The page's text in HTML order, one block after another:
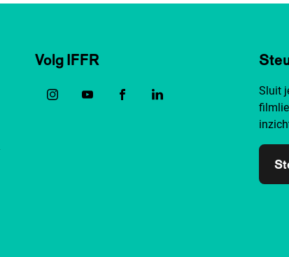
Volg IFFR
Sluit